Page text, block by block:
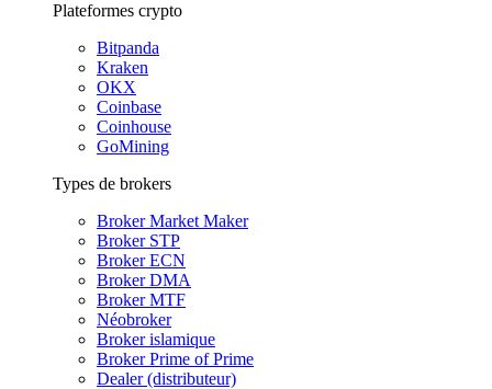
Plateformes crypto
Bitpanda
Kraken
OKX
Coinbase
Coinhouse
GoMining
Types de brokers
Broker Market Maker
Broker STP
Broker ECN
Broker DMA
Broker MTF
Néobroker
Broker islamique
Broker Prime of Prime
Dealer (distributeur)